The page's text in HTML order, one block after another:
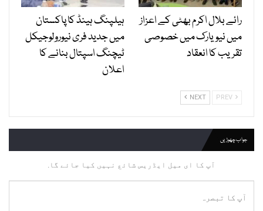
رائے بلال اکرم بھٹی کے اعزاز
میں نیویارک میں خصوصی
تقریب کا انعقاد
ہیلپنگ ہینڈ کا پاکستان
میں جدید فری نیورولوجیکل
ٹیچنگ اسپتال بنانے کا
اعلان
NEXT
جواب چھوڑیں
آپ کا ای میل ایڈریس شائع نہیں کیا جائے گا.